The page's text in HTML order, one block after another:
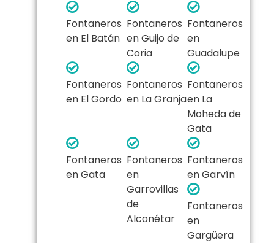
Fontaneros
en El Batán
Fontaneros
en Guijo de
Coria
Fontaneros
en
Guadalupe
Fontaneros
en El Gordo
Fontaneros
en La Granja
Fontaneros
en La
Moheda de
Gata
Fontaneros
en Gata
Fontaneros
en
Garrovillas
de
Alconétar
Fontaneros
en Garvín
Fontaneros
en
Gargüera